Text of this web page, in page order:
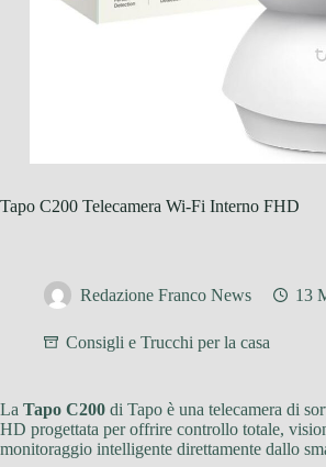
Tapo C200 Telecamera Wi-Fi Interno FHD
Redazione Franco News 13
Consigli e Trucchi per la casa
La Tapo C200 di Tapo è una telecamera di
HD progettata per offrire controllo totale,
monitoraggio intelligente direttamente dallo